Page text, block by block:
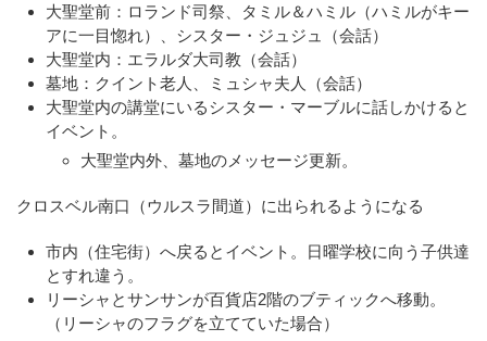
大聖堂前：ロランド司祭、タミル＆ハミル（ハミルがキー
アに一目惚れ）、シスター・ジュジュ（会話）
大聖堂内：エラルダ大司教（会話）
墓地：クイント老人、ミュシャ夫人（会話）
大聖堂内の講堂にいるシスター・マーブルに話しかけると
イベント。
大聖堂内外、墓地のメッセージ更新。
クロスベル南口（ウルスラ間道）に出られるようになる
市内（住宅街）へ戻るとイベント。日曜学校に向う子供達
とすれ違う。
リーシャとサンサンが百貨店2階のブティックへ移動。
（リーシャのフラグを立てていた場合）